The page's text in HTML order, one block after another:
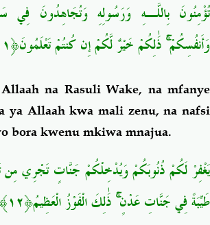
تُؤْمِنُونَ بِاللَّـهِ وَرَسُولِهِ وَتُجَاهِدُونَ فِي
وَأَنفُسِكُمْۚذَٰلِكُمْ خَيْرٌ لَّكُمْ إِن كُنتُمْ تَعْلَمُونَ﴿١١﴾
na Rasuli Wake, na mfanye
ya Allaah kwa mali zenu, na nafsi
bora kwenu mkiwa mnajua.
يَغْفِرْ لَكُمْ ذُنُوبَكُمْ وَيُدْخِلْكُمْ جَنَّاتٍ تَجْرِي مِن
طَيِّبَةً فِي جَنَّاتِ عَدْنٍۚذَٰلِكَ الْفَوْزُ الْعَظِيمُ﴿١٢﴾